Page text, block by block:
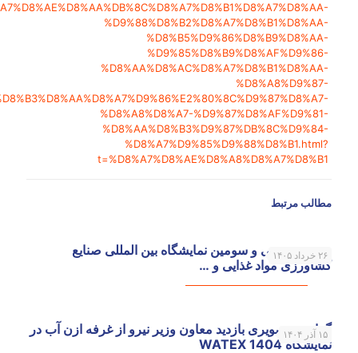
%D9%88%D8%B2%D8%A7%D8%B1%D8%AA-
%D8%B5%D9%86%D8%B9%D8%AA-
%D9%85%D8%B9%D8%AF%D9%86-
%D8%AA%D8%AC%D8%A7%D8%B1%D8%AA-
%D8%A8%D9%87-
%D8%A8%D8%A7-%D9%87%D8%AF%D9%81-
%D8%AA%D8%B3%D9%87%DB%8C%D9%84-
%D8%A7%D9%85%D9%88%D8%B1.html?
t=%D8%A7%D8%AE%D8%A8%D8%A7%D8%B1
مطالب مرتبط
۲۶ خرداد ۱۴۰۵
حضور در سی و سومین نمایشگاه بین المللی صنایع
کشاورزی مواد غذایی و …
۱۵ آذر ۱۴۰۴
گزارش تصویری بازدید معاون وزیر نیرو از غرفه ازن آب در
نمایشگاه WATEX 1404